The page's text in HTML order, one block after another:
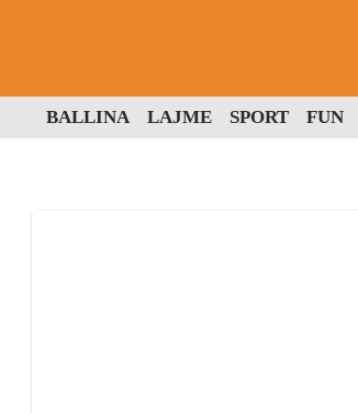
BALLINA LAJME SPORT FUN